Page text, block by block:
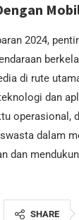
2024,
di rute
dan
operasional,
dalam
dan
SHARE